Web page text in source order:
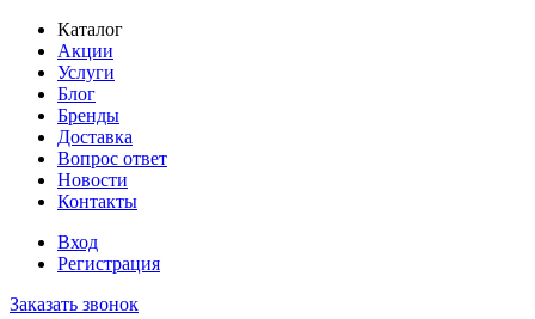
Каталог
Акции
Услуги
Блог
Бренды
Доставка
Вопрос ответ
Новости
Контакты
Вход
Регистрация
Заказать звонок